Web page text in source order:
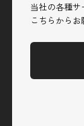
当社の各種サ
こちらからお